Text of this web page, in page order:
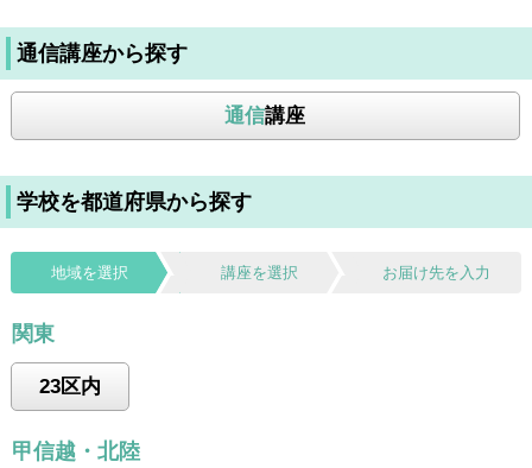
通信講座から探す
通信講座
学校を都道府県から探す
地域を選択 講座を選択 お届け先を入力
関東
23区内
甲信越・北陸